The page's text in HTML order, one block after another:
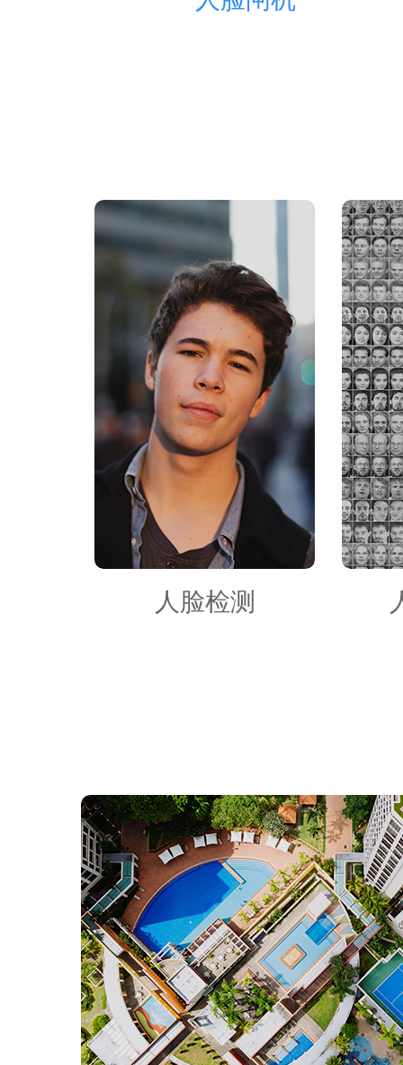
检测图
标记出
人脸坐
标，支
持同时
人脸检测